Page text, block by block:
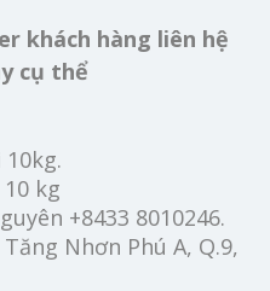
khách hàng liên hệ
cụ thể
kg
+8433 8010246.
Nhơn Phú A, Q.9,